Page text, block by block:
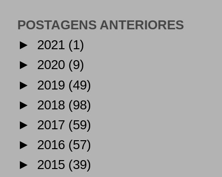
POSTAGENS ANTERIORES
► 2021 (1)
► 2020 (9)
► 2019 (49)
► 2018 (98)
► 2017 (59)
► 2016 (57)
► 2015 (39)